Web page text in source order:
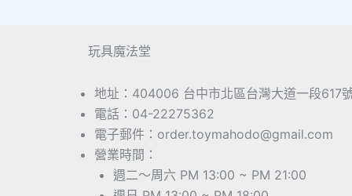
玩具魔法堂
地址：404006 台中市北區台灣大道一段617
電話：04-22275362
電子郵件：order.toymahodo@gmail.com
營業時間：
週二～周六 PM 13:00 ~ PM 21:00